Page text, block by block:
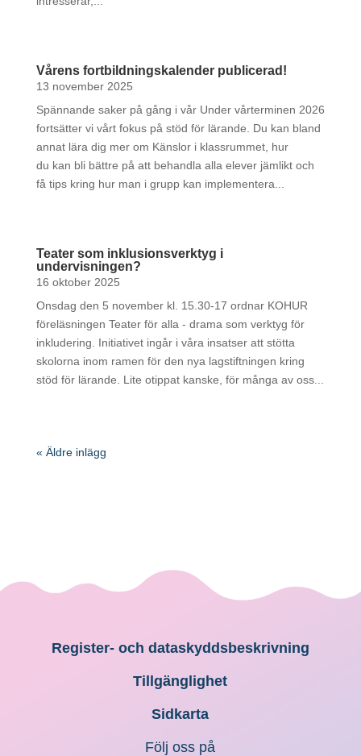
Vårens fortbildningskalender publicerad!
13 november 2025
Spännande saker på gång i vår Under vårterminen 2026
fortsätter vi vårt fokus på stöd för lärande. Du kan bland
annat lära dig mer om Känslor i klassrummet, hur
du kan bli bättre på att behandla alla elever jämlikt och
få tips kring hur man i grupp kan implementera...
Teater som inklusionsverktyg i
undervisningen?
16 oktober 2025
Onsdag den 5 november kl. 15.30-17 ordnar KOHUR
föreläsningen Teater för alla - drama som verktyg för
inkludering. Initiativet ingår i våra insatser att stötta
skolorna inom ramen för den nya lagstiftningen kring
stöd för lärande. Lite otippat kanske, för många av oss...
« Äldre inlägg
Register- och dataskyddsbeskrivning
Tillgänglighet
Sidkarta
Följ oss på